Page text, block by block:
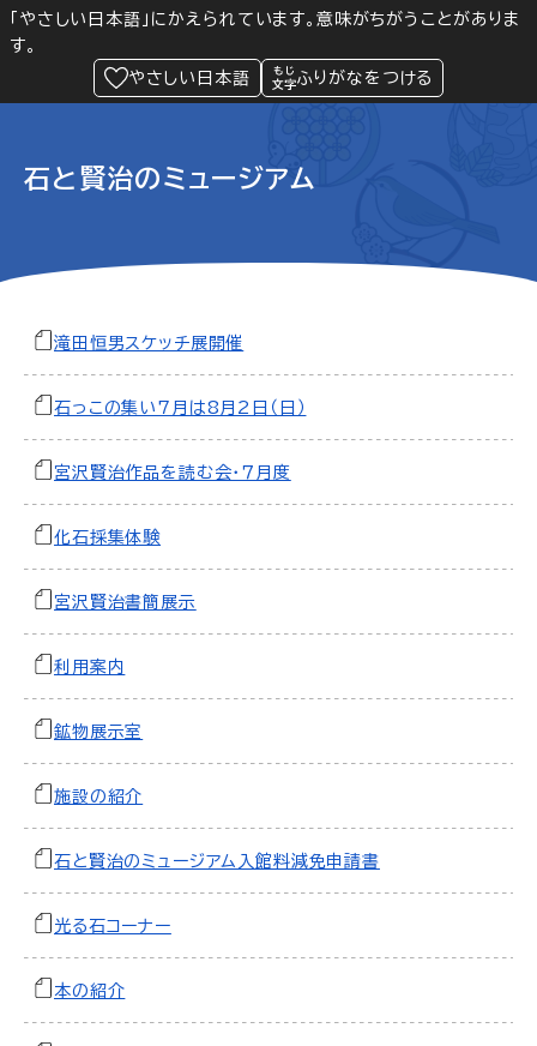
「やさしい日本語」にかえられています。意味がちがうことがありま
す。
やさしい日本語
ふりがなをつける
Language 閲覧支援
緊急情報
石と賢治のミュージアム
滝田恒男スケッチ展開催
石っこの集い7月は8月2日（日）
宮沢賢治作品を読む会・７月度
化石採集体験
宮沢賢治書簡展示
利用案内
鉱物展示室
施設の紹介
石と賢治のミュージアム入館料減免申請書
光る石コーナー
本の紹介